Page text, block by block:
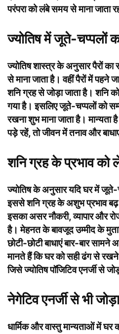
परंपरा को लंबे समय से माना जाता
ज्योतिष में जूते-चप्पलों
ज्योतिष शास्त्र के अनुसार पैरों
से माना जाता है। वहीं पैरों में पहने
शनि ग्रह से जोड़ा जाता है। शनि
गया है। इसलिए जूते-चप्पलों को
रखना शुभ माना जाता है। मान्यता
पड़े रहें, तो जीवन में तनाव और
शनि ग्रह के प्रभाव को
ज्योतिष के अनुसार यदि घर में
इससे शनि ग्रह के अशुभ प्रभाव
इसका असर नौकरी, व्यापार और
है। मेहनत के बावजूद उम्मीद के
छोटी-छोटी बाधाएं बार-बार
मानते हैं कि घर को सही ढंग से
जिसे ज्योतिष पॉजिटिव एनर्जी से
नेगेटिव एनर्जी से भी
धार्मिक और वास्तु मान्यताओं में घर